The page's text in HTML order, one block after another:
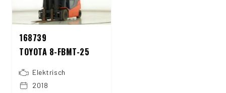
168739
TOYOTA 8-FBMT-25
Elektrisch
2018